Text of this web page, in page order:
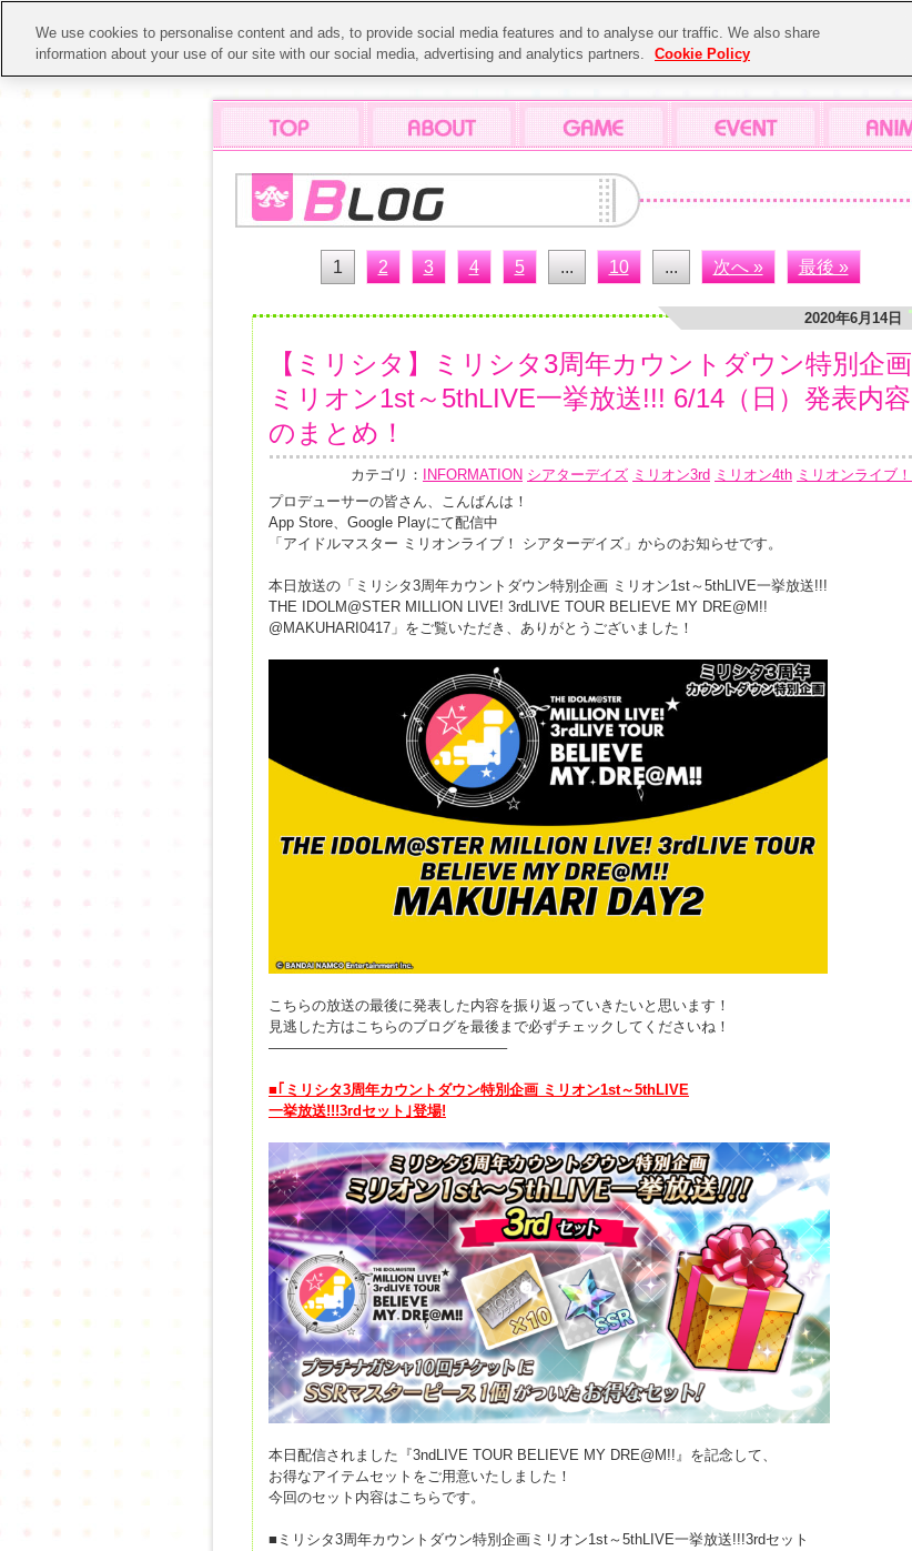
1 2 3 4 5 ... 10 ... 次へ » 最後 »
2020年6月14日
【ミリシタ】ミリシタ3周年カウントダウン特別企画
ミリオン1st～5thLIVE一挙放送!!! 6/14（日）発表内容
のまとめ！
カテゴリ： INFORMATION シアターデイズ ミリオン3rd ミリオン4th ミリオンライブ！
プロデューサーの皆さん、こんばんは！
App Store、Google Playにて配信中
「アイドルマスター ミリオンライブ！ シアターデイズ」からのお知らせです。
本日放送の「ミリシタ3周年カウントダウン特別企画 ミリオン1st～5thLIVE一挙放送!!!
THE IDOLM@STER MILLION LIVE! 3rdLIVE TOUR BELIEVE MY DRE@M!!
@MAKUHARI0417」をご覧いただき、ありがとうございました！
こちらの放送の最後に発表した内容を振り返っていきたいと思います！
見逃した方はこちらのブログを最後まで必ずチェックしてくださいね！
————————————————–
■｢ ミリシタ3周年カウントダウン特別企画 ミリオン1st～5thLIVE
一挙放送!!!3rdセット ｣登場!
本日配信されました『3ndLIVE TOUR BELIEVE MY DRE@M!!』を記念して、
お得なアイテムセットをご用意いたしました！
今回のセット内容はこちらです。
■ミリシタ3周年カウントダウン特別企画ミリオン1st～5thLIVE一挙放送!!!3rdセット
We use cookies to personalise content and ads, to provide social media features and to analyse our traffic. We also share
information about your use of our site with our social media, advertising and analytics partners.
Cookie Policy